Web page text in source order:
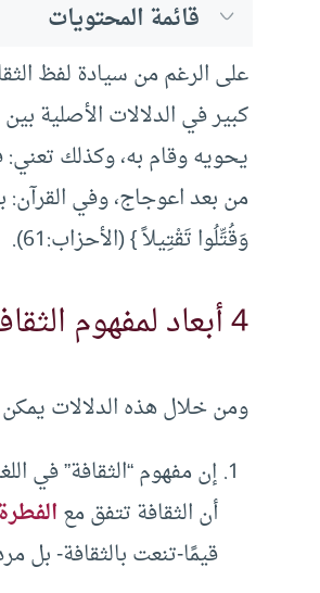
قائمة المحتويات
كبير في الدلالات الأصلية
يحويه وقام به، وكذلك
من بعد اعوجاج، وفي القرآن:
وَقُتِّلُوا تَقْتِيلاً } (الأحزاب:61).
4 أبعاد لمفهوم الثقافة في اللغة العربية
ومن خلال هذه الدلالات يمكن
إن مفهوم “الثقافة” في
أن الثقافة تتفق مع
قيمًا-تنعت بالثقافة- بل